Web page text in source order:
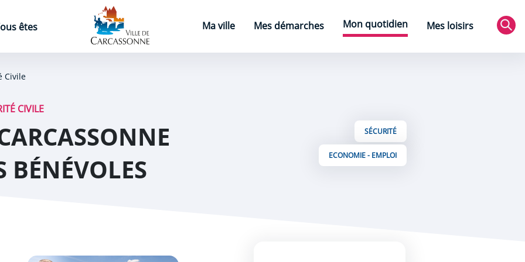
êtes
Page d'accueil
Ma ville
Mes démarches Mon quotidien
Mes loisirs
Civile
CIVILE
BÉNÉVOLES
SÉCURITÉ
ECONOMIE - EMPLOI